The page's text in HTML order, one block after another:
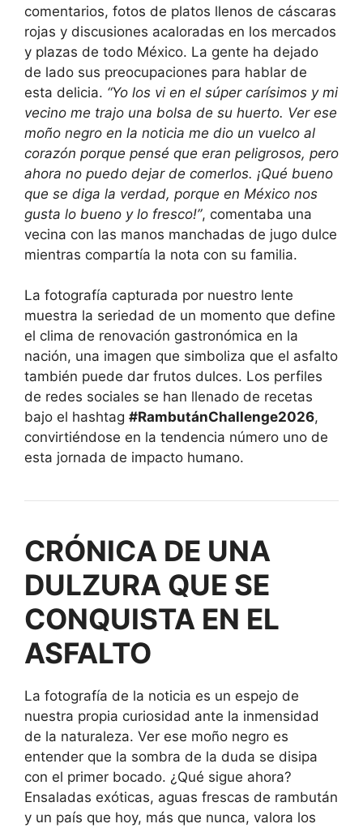
comentarios, fotos de platos llenos de cáscaras
rojas y discusiones acaloradas en los mercados
y plazas de todo México. La gente ha dejado
de lado sus preocupaciones para hablar de
esta delicia. “Yo los vi en el súper carísimos y mi
vecino me trajo una bolsa de su huerto. Ver ese
moño negro en la noticia me dio un vuelco al
corazón porque pensé que eran peligrosos, pero
ahora no puedo dejar de comerlos. ¡Qué bueno
que se diga la verdad, porque en México nos
gusta lo bueno y lo fresco!”, comentaba una
vecina con las manos manchadas de jugo dulce
mientras compartía la nota con su familia.
La fotografía capturada por nuestro lente
muestra la seriedad de un momento que define
el clima de renovación gastronómica en la
nación, una imagen que simboliza que el asfalto
también puede dar frutos dulces. Los perfiles
de redes sociales se han llenado de recetas
bajo el hashtag #RambutánChallenge2026,
convirtiéndose en la tendencia número uno de
esta jornada de impacto humano.
CRÓNICA DE UNA
DULZURA QUE SE
CONQUISTA EN EL
ASFALTO
La fotografía de la noticia es un espejo de
nuestra propia curiosidad ante la inmensidad
de la naturaleza. Ver ese moño negro es
entender que la sombra de la duda se disipa
con el primer bocado. ¿Qué sigue ahora?
Ensaladas exóticas, aguas frescas de rambután
y un país que hoy, más que nunca, valora los